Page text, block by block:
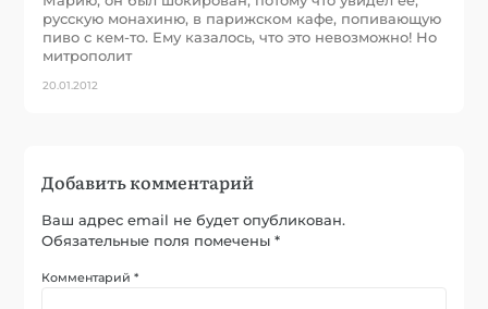
русскую монахиню, в парижском кафе, попивающую
пиво с кем-то. Ему казалось, что это невозможно! Но
митрополит
20.01.2012
Добавить комментарий
Ваш адрес email не будет опубликован.
Обязательные поля помечены*
Комментарий*